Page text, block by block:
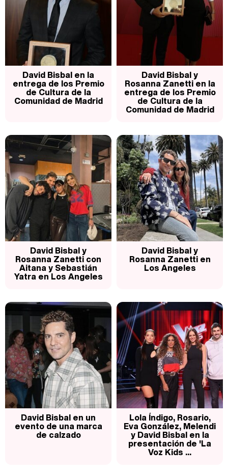
Manu Baqueiro: "Tuve como referente a Bruce Willis en 'Luz de Luna' para mi trabajo en la serie 'Perdiendo el juicio'"
Magdalena de Suecia responde a las críticas y explica por qué le han permitido lanzar su propio negocio
David Bisbal en la
entrega de los Premio
de Cultura de la
Comunidad de Madrid
David Bisbal y
Rosanna Zanetti en la
entrega de los Premio
de Cultura de la
Comunidad de Madrid
David Bisbal y
Rosanna Zanetti con
Aitana y Sebastián
Yatra en Los Angeles
David Bisbal y
Rosanna Zanetti en
Los Angeles
David Bisbal en un
evento de una marca
de calzado
Lola Índigo, Rosario,
Eva González, Melendi
y David Bisbal en la
presentación de 'La
Voz Kids ...